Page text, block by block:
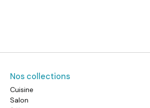
Nos collections
Cuisine
Salon